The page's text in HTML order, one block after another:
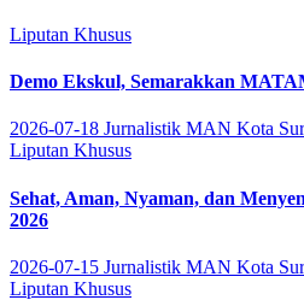
Liputan Khusus
Demo Ekskul, Semarakkan
2026-07-18 Jurnalistik MAN Kota
Liputan Khusus
Sehat, Aman, Nyaman, dan
2026
2026-07-15 Jurnalistik MAN Kota
Liputan Khusus